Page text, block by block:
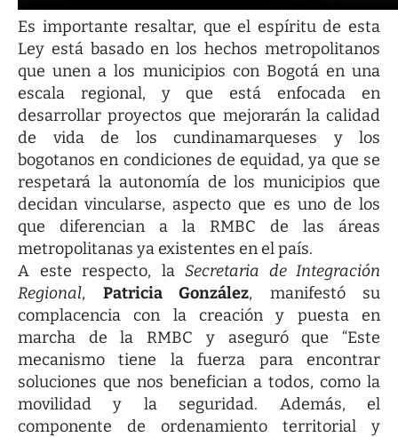
Es importante resaltar, que el espíritu de esta
Ley está basado en los hechos metropolitanos
que unen a los municipios con Bogotá en una
escala regional, y que está enfocada en
desarrollar proyectos que mejorarán la calidad
de vida de los cundinamarqueses y los
bogotanos en condiciones de equidad, ya que se
respetará la autonomía de los municipios que
decidan vincularse, aspecto que es uno de los
que diferencian a la RMBC de las áreas
metropolitanas ya existentes en el país.
A este respecto, la Secretaria de Integración
Regional, Patricia González, manifestó su
complacencia con la creación y puesta en
marcha de la RMBC y aseguró que “Este
mecanismo tiene la fuerza para encontrar
soluciones que nos benefician a todos, como la
movilidad y la seguridad. Además, el
componente de ordenamiento territorial y